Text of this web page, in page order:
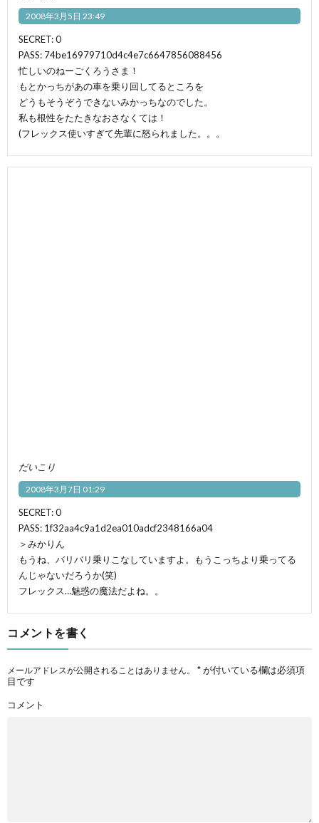
2008年3月5日 23:49
SECRET: 0
PASS: 74be16979710d4c4e7c6647856088456
忙しいのねーごくろうさま！
もとかっちがあの車を乗り回してるところを
どうもそうぞうできないみかっちなのでした。
私も根性をたたきなおさなくては！
(フレックス使いすぎて先輩に怒られました。。。
だいこり
2008年3月7日 01:29
SECRET: 0
PASS: 1f32aa4c9a1d2ea010adcf2348166a04
＞みかりん
もうね、バリバリ乗りこなしていますよ。もうこっちより乗ってる
んじゃないだろうか(笑)
フレックス…魅惑の魔法だよね。。
コメントを書く
メールアドレスが公開されることはありません。 *が付いている欄は必須項
目です
コメント